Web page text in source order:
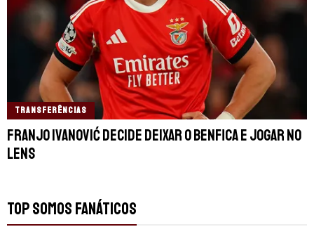
TRANSFERÊNCIAS
Franjo Ivanović decide deixar o Benfica e jogar no
Lens
TOP SOMOS FANÁTICOS